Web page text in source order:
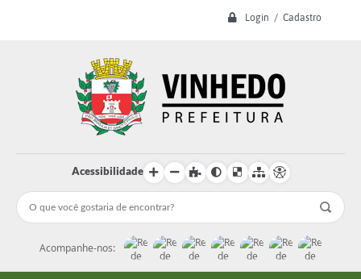
Login / Cadastro
Acessibilidade
Acompanhe-nos: